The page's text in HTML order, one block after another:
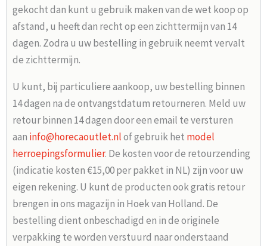
gekocht dan kunt u gebruik maken van de wet koop op
afstand, u heeft dan recht op een zichttermijn van 14
dagen. Zodra u uw bestelling in gebruik neemt vervalt
de zichttermijn.
U kunt, bij particuliere aankoop, uw bestelling binnen
14 dagen na de ontvangstdatum retourneren. Meld uw
retour binnen 14 dagen door een email te versturen
aan info@horecaoutlet.nlof gebruik het model
herroepingsformulier. De kosten voor de retourzending
(indicatie kosten €15,00 per pakket in NL) zijn voor uw
eigen rekening. U kunt de producten ook gratis retour
brengen in ons magazijn in Hoek van Holland. De
bestelling dient onbeschadigd en in de originele
verpakking te worden verstuurd naar onderstaand